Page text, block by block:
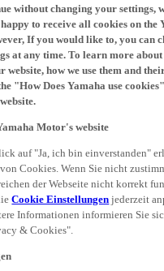
without changing your settings,
to receive all cookies on the
If you would like to, you can
at any time. To learn more about
website, how we use them and
"How Does Yamaha use
Motor's website
auf "Ja, ich bin einverstanden"
Cookies. Wenn Sie nicht
der Webseite nicht korrekt
Cookie Einstellungen jederzeit
Informationen informieren Sie
& Cookies".